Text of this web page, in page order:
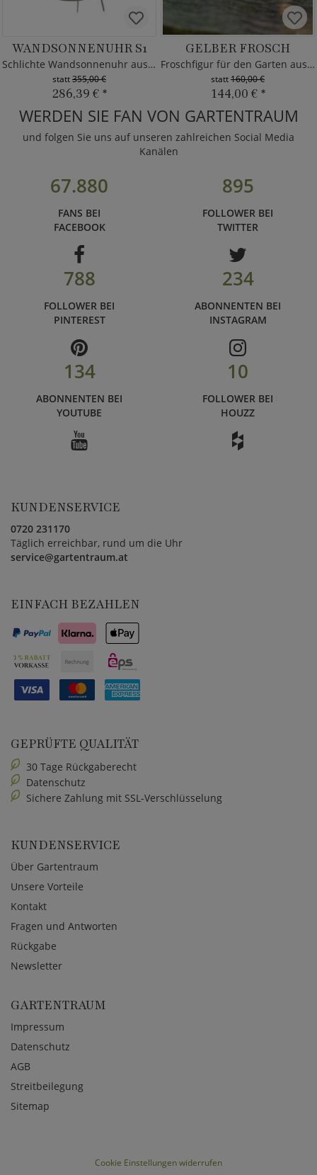
WANDSONNENUHR S1
Schlichte Wandsonnenuhr aus Edelstahl
statt355,00 €
286,39 € *
GELBER FROSCH
Froschfigur für den Garten aus Bronze
statt160,00 €
144,00 € *
WERDEN SIE FAN VON GARTENTRAUM
und folgen Sie uns auf unseren zahlreichen Social Media
Kanälen
67.880
FANS BEI
FACEBOOK
895
FOLLOWER BEI
TWITTER
788
FOLLOWER BEI
PINTEREST
234
ABONNENTEN BEI
INSTAGRAM
134
ABONNENTEN BEI
YOUTUBE
10
FOLLOWER BEI
HOUZZ
KUNDENSERVICE
0720 231170
Täglich erreichbar, rund um die Uhr
service@gartentraum.at
EINFACH BEZAHLEN
GEPRÜFTE QUALITÄT
30 Tage Rückgaberecht
Datenschutz
Sichere Zahlung mit SSL-Verschlüsselung
KUNDENSERVICE
Über Gartentraum
Unsere Vorteile
Kontakt
Fragen und Antworten
Rückgabe
Newsletter
GARTENTRAUM
Impressum
Datenschutz
AGB
Streitbeilegung
Sitemap
Cookie Einstellungen widerrufen